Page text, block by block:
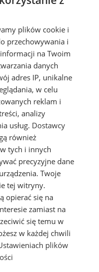
Mysłowicach
plików cookie i
przechowywania i
na Twoim
danych
adres IP, unikalne
w celu
reklam i
analizy
usług. Dostawcy
również
tych i innych
precyzyjne dane
Twoje
tej witryny.
opierać się na
zamiast na
się temu w
w każdej chwili
plików